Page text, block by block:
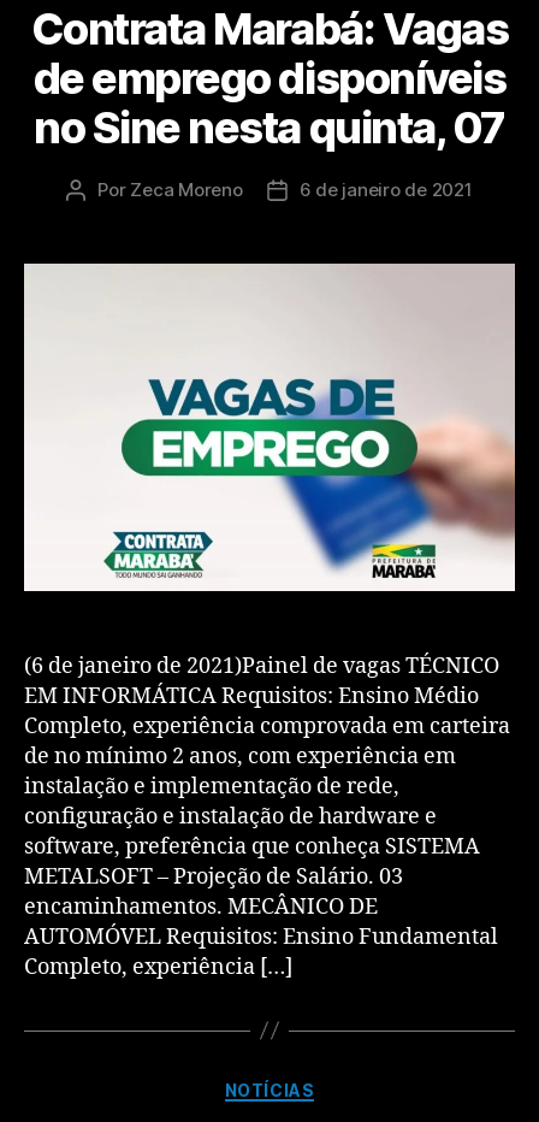
Contrata Marabá: Vagas
de emprego disponíveis
no Sine nesta quinta, 07
Por Zeca Moreno 6 de janeiro de 2021
(6 de janeiro de 2021)Painel de vagas TÉCNICO
EM INFORMÁTICA Requisitos: Ensino Médio
Completo, experiência comprovada em carteira
de no mínimo 2 anos, com experiência em
instalação e implementação de rede,
configuração e instalação de hardware e
software, preferência que conheça SISTEMA
METALSOFT – Projeção de Salário. 03
encaminhamentos. MECÂNICO DE
AUTOMÓVEL Requisitos: Ensino Fundamental
Completo, experiência […]
NOTÍCIAS